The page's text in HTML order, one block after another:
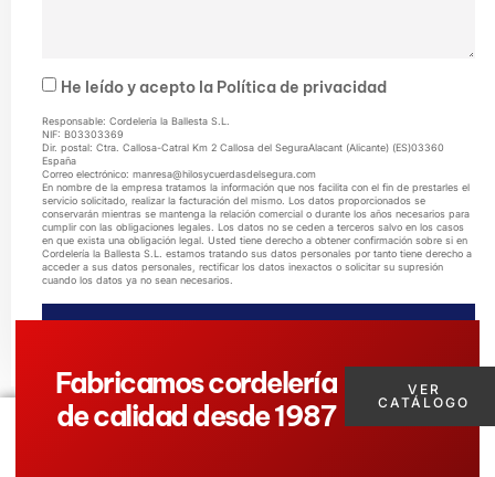
He leído y acepto la Política de privacidad
Responsable: Cordelería la Ballesta S.L.
NIF: B03303369
Dir. postal: Ctra. Callosa-Catral Km 2 Callosa del SeguraAlacant (Alicante) (ES)03360
España
Correo electrónico: manresa@hilosycuerdasdelsegura.com
En nombre de la empresa tratamos la información que nos facilita con el fin de prestarles el
servicio solicitado, realizar la facturación del mismo. Los datos proporcionados se
conservarán mientras se mantenga la relación comercial o durante los años necesarios para
cumplir con las obligaciones legales. Los datos no se ceden a terceros salvo en los casos
en que exista una obligación legal. Usted tiene derecho a obtener confirmación sobre si en
Cordelería la Ballesta S.L. estamos tratando sus datos personales por tanto tiene derecho a
acceder a sus datos personales, rectificar los datos inexactos o solicitar su supresión
cuando los datos ya no sean necesarios.
Fabricamos cordelería
de calidad desde 1987
VER
CATÁLOGO